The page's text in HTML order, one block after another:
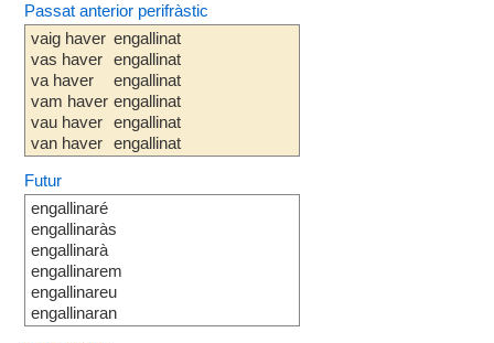
Passat anterior perifràstic
vaig haver
vas haver
va haver
vam haver
vau haver
van haver
engallinat
engallinat
engallinat
engallinat
engallinat
engallinat
Futur
engallinaré
engallinaràs
engallinarà
engallinarem
engallinareu
engallinaran